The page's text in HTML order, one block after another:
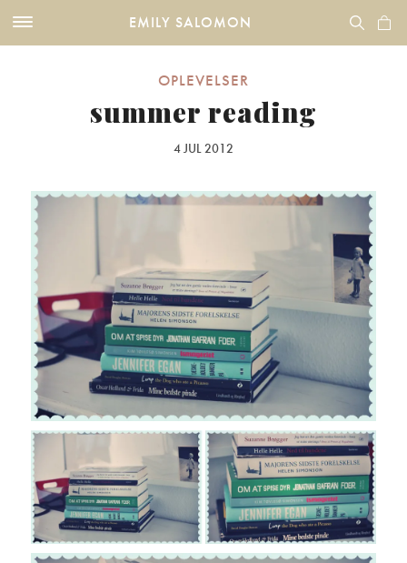
EMILY SALOMON
OPLEVELSER
summer reading
4 JUL 2012